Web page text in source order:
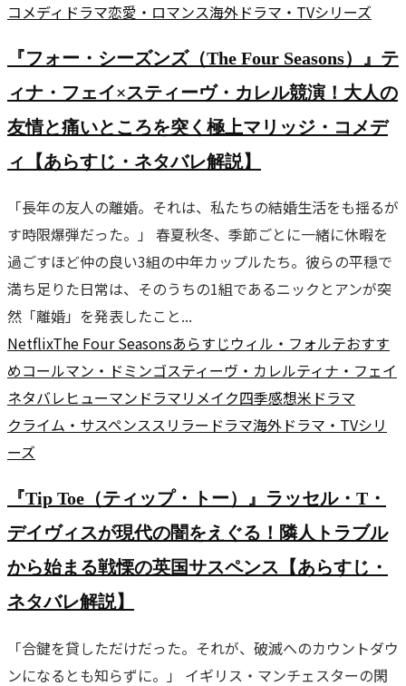
コメディ ドラマ恋愛・ロマンス海外ドラマ・TVシリーズ
『フォー・シーズンズ（The Four Seasons）』テ
ィナ・フェイ×スティーヴ・カレル競演！大人の
友情と痛いところを突く極上マリッジ・コメデ
ィ【あらすじ・ネタバレ解説】
「長年の友人の離婚。それは、私たちの結婚生活をも揺るが
す時限爆弾だった。」 春夏秋冬、季節ごとに一緒に休暇を
過ごすほど仲の良い3組の中年カップルたち。彼らの平穏で
満ち足りた日常は、そのうちの1組であるニックとアンが突
然「離婚」を発表したこと...
NetflixThe Four Seasonsあらすじウィル・フォルテおすす
めコールマン・ドミンゴスティーヴ・カレルティナ・フェイ
ネタバレヒューマンドラマリメイク四季感想米ドラマ
クライム・サスペンススリラー ドラマ海外ドラマ・TVシリ
ーズ
『Tip Toe（ティップ・トー）』ラッセル・T・
デイヴィスが現代の闇をえぐる！隣人トラブル
から始まる戦慄の英国サスペンス【あらすじ・
ネタバレ解説】
「合鍵を貸しただけだった。それが、破滅へのカウントダウ
ンになるとも知らずに。」 イギリス・マンチェスターの閑